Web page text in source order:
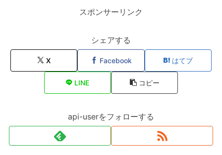
スポンサーリンク
シェアする
X Facebook はてブ
LINE コピー
api-userをフォローする